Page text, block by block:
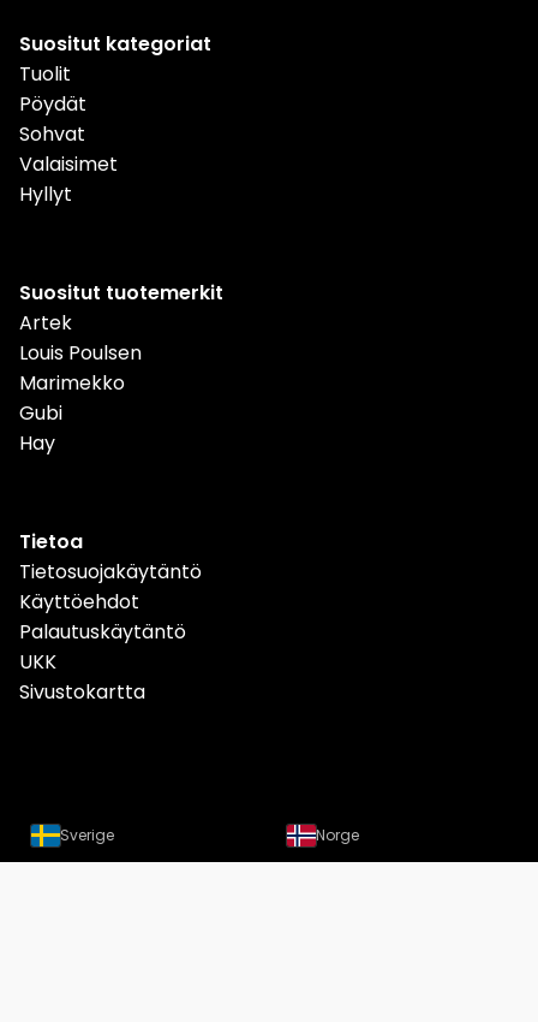
Suositut kategoriat
Tuolit
Pöydät
Sohvat
Valaisimet
Hyllyt
Suositut tuotemerkit
Artek
Louis Poulsen
Marimekko
Gubi
Hay
Tietoa
Tietosuojakäytäntö
Käyttöehdot
Palautuskäytäntö
UKK
Sivustokartta
Sverige Norge